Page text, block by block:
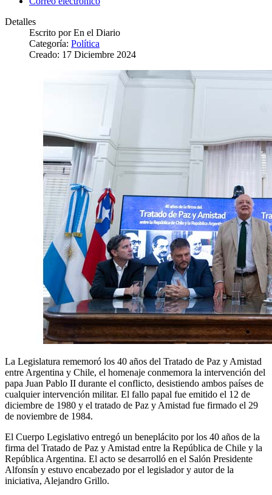
Detalles
Escrito porEn el Diario
Categoría: Política
Creado: 17 Diciembre 2024
La Legislatura rememoró los 40 años del Tratado de Paz y Amistad
entre Argentina y Chile, el homenaje conmemora la intervención del
papa Juan Pablo II durante el conflicto, desistiendo ambos países de
cualquier intervención militar. El fallo papal fue emitido el 12 de
diciembre de 1980 y el tratado de Paz y Amistad fue firmado el 29
de noviembre de 1984.
El Cuerpo Legislativo entregó un beneplácito por los 40 años de la
firma del Tratado de Paz y Amistad entre la República de Chile y la
República Argentina. El acto se desarrolló en el Salón Presidente
Alfonsín y estuvo encabezado por el legislador y autor de la
iniciativa, Alejandro Grillo.